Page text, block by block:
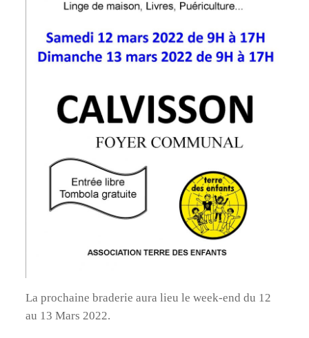
La prochaine braderie aura lieu le week-end du 12
au 13 Mars 2022.